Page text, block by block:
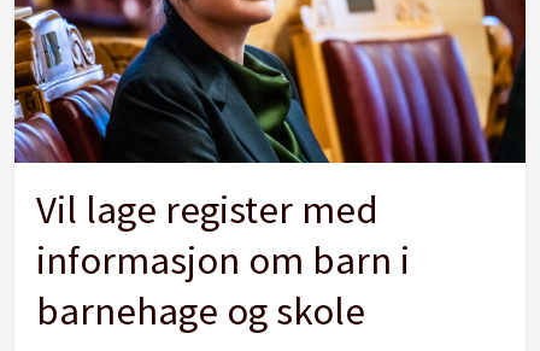
Vil lage register med
informasjon om barn i
barnehage og skole